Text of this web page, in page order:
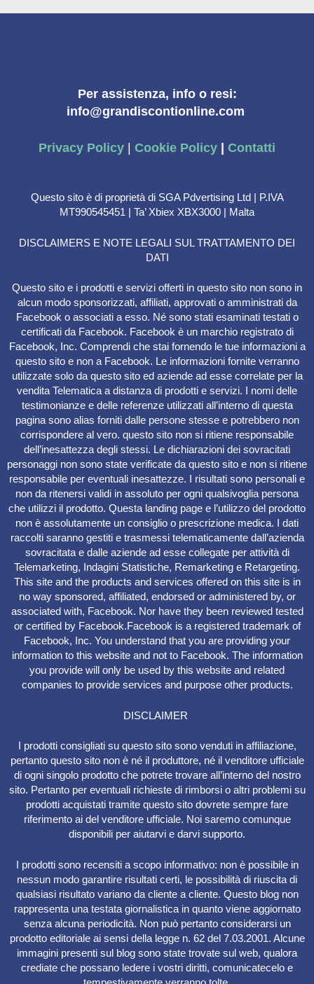
Per assistenza, info o resi:
info@grandiscontionline.com
Privacy Policy Cookie Policy Contatti
Questo sito è di proprietà di SGA Pdvertising Ltd | P.IVA
MT990545451 | Ta’ Xbiex XBX3000 | Malta
DISCLAIMERS E NOTE LEGALI SUL TRATTAMENTO DEI
DATI
Questo sito e i prodotti e servizi offerti in questo sito non sono in
alcun modo sponsorizzati, affiliati, approvati o amministrati da
Facebook o associati a esso. Né sono stati esaminati testati o
certificati da Facebook. Facebook è un marchio registrato di
Facebook, Inc. Comprendi che stai fornendo le tue informazioni a
questo sito e non a Facebook. Le informazioni fornite verranno
utilizzate solo da questo sito ed aziende ad esse correlate per la
vendita Telematica a distanza di prodotti e servizi. I nomi delle
testimonianze e delle referenze utilizzati all’interno di questa
pagina sono alias forniti dalle persone stesse e potrebbero non
corrispondere al vero. questo sito non si ritiene responsabile
dell’inesattezza degli stessi. Le dichiarazioni dei sovracitati
personaggi non sono state verificate da questo sito e non si ritiene
responsabile per eventuali inesattezze. I risultati sono personali e
non da ritenersi validi in assoluto per ogni qualsivoglia persona
che utilizzi il prodotto. Questa landing page e l’utilizzo del prodotto
non è assolutamente un consiglio o prescrizione medica. I dati
raccolti saranno gestiti e trasmessi telematicamente dall’azienda
sovracitata e dalle aziende ad esse collegate per attività di
Telemarketing, Indagini Statistiche, Remarketing e Retargeting.
This site and the products and services offered on this site is in
no way sponsored, affiliated, endorsed or administered by, or
associated with, Facebook. Nor have they been reviewed tested
or certified by Facebook.Facebook is a registered trademark of
Facebook, Inc. You understand that you are providing your
information to this website and not to Facebook. The information
you provide will only be used by this website and related
companies to provide services and purpose other products.
DISCLAIMER
I prodotti consigliati su questo sito sono venduti in affiliazione,
pertanto questo sito non è né il produttore, né il venditore ufficiale
di ogni singolo prodotto che potrete trovare all’interno del nostro
sito. Pertanto per eventuali richieste di rimborsi o altri problemi su
prodotti acquistati tramite questo sito dovrete sempre fare
riferimento ai del venditore ufficiale. Noi saremo comunque
disponibili per aiutarvi e darvi supporto.
I prodotti sono recensiti a scopo informativo: non è possibile in
nessun modo garantire risultati certi, le possibilità di riuscita di
qualsiasi risultato variano da cliente a cliente. Questo blog non
rappresenta una testata giornalistica in quanto viene aggiornato
senza alcuna periodicità. Non può pertanto considerarsi un
prodotto editoriale ai sensi della legge n. 62 del 7.03.2001. Alcune
immagini presenti sul blog sono state trovate sul web, qualora
crediate che possano ledere i vostri diritti, comunicatecelo e